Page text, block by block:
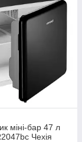
міні-бар 47 л
Чехія